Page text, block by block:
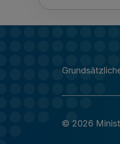
© 2026